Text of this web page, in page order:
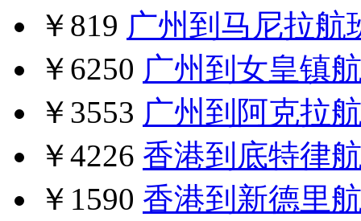
￥819 广州到马尼拉航
￥6250 广州到女皇镇
￥3553 广州到阿克拉
￥4226 香港到底特律
￥1590 香港到新德里